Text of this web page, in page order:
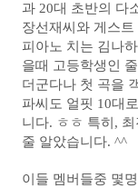
과 20대 초반의 다
장선재씨와 게스트
피아노 치는 김나
을때 고등학생인
더군다나 첫 곡을
파씨도 얼핏 10대
니다. ㅎㅎ 특히,
줄 알았습니다. ^^
이들 멤버들중 몇